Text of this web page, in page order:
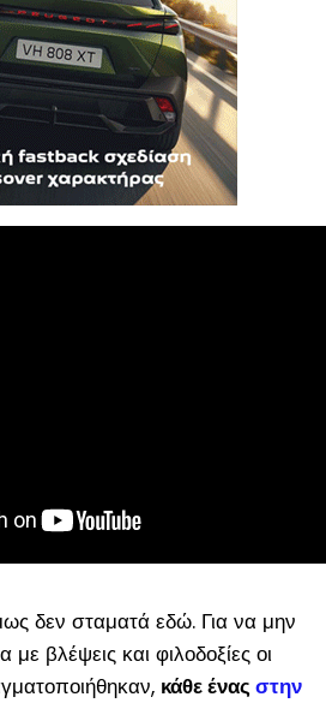
δεν σταματά εδώ. Για να μην
με βλέψεις και φιλοδοξίες οι
κάθε έναςστην